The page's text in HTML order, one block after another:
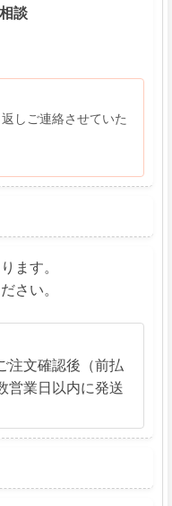
談
しご連絡させていた
ます。
さい。
注文確認後（前払
営業日以内に発送